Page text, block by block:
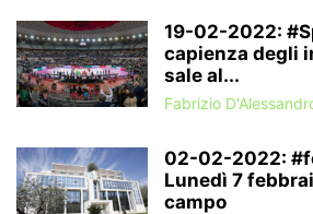
19-02-2022:
capienza degli
sale al...
Fabrizio
02-02-2022:
Lunedì 7
campo